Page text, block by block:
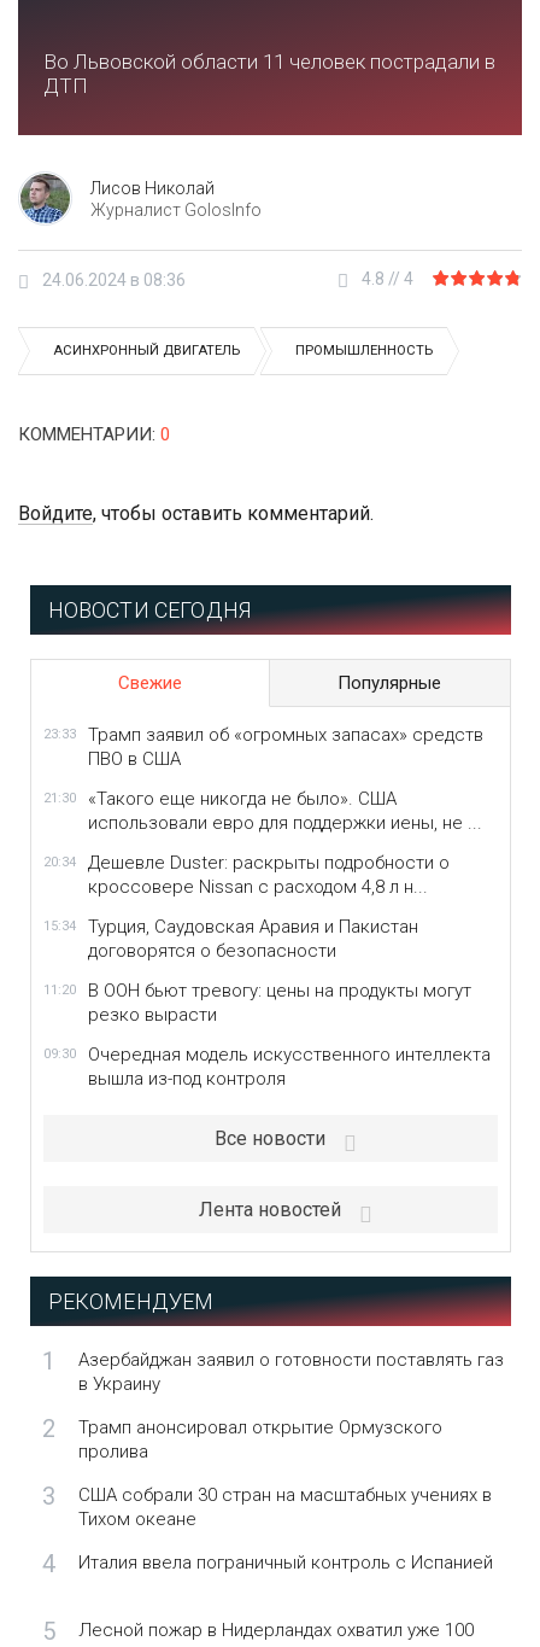
Во Львовской области 11 человек пострадали в
ДТП
Лисов Николай
Журналист GolosInfo
24.06.2024 в 08:36 4.8 // 4
АСИНХРОННЫЙ ДВИГАТЕЛЬ ПРОМЫШЛЕННОСТЬ
КОММЕНТАРИИ: 0
Войдите, чтобы оставить комментарий.
НОВОСТИ СЕГОДНЯ
Свежие Популярные
23:33
Трамп заявил об «огромных запасах» средств
ПВО в США
21:30
«Такого еще никогда не было». США
использовали евро для поддержки иены, не ...
20:34
Дешевле Duster: раскрыты подробности о
кроссовере Nissan с расходом 4,8 л н...
15:34
Турция, Саудовская Аравия и Пакистан
договорятся о безопасности
11:20
В ООН бьют тревогу: цены на продукты могут
резко вырасти
09:30
Очередная модель искусственного интеллекта
вышла из-под контроля
Все новости
Лента новостей
РЕКОМЕНДУЕМ
1
Азербайджан заявил о готовности поставлять газ
в Украину
2
Трамп анонсировал открытие Ормузского
пролива
3
США собрали 30 стран на масштабных учениях в
Тихом океане
4 Италия ввела пограничный контроль с Испанией
5
Лесной пожар в Нидерландах охватил уже 100